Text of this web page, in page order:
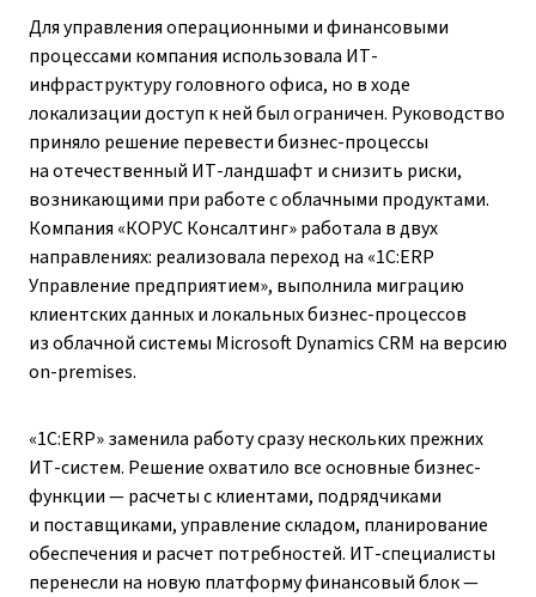
Для управления операционными и финансовыми
процессами компания использовала ИТ-
инфраструктуру головного офиса, но в ходе
локализации доступ к ней был ограничен. Руководство
приняло решение перевести бизнес-процессы
на отечественный ИТ-ландшафт и снизить риски,
возникающими при работе с облачными продуктами.
Компания «КОРУС Консалтинг» работала в двух
направлениях: реализовала переход на «1С:ERP
Управление предприятием», выполнила миграцию
клиентских данных и локальных бизнес-процессов
из облачной системы Microsoft Dynamics CRM на версию
on-premises.
«1С:ERP» заменила работу сразу нескольких прежних
ИТ-систем. Решение охватило все основные бизнес-
функции — расчеты с клиентами, подрядчиками
и поставщиками, управление складом, планирование
обеспечения и расчет потребностей. ИТ-специалисты
перенесли на новую платформу финансовый блок —